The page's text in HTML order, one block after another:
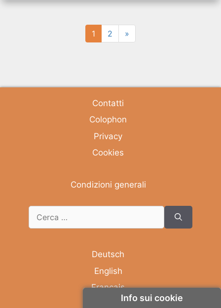
1 2 »
Contatti
Colophon
Privacy
Cookies
Condizioni generali
Deutsch
English
Français
Italiano
Info sui cookie